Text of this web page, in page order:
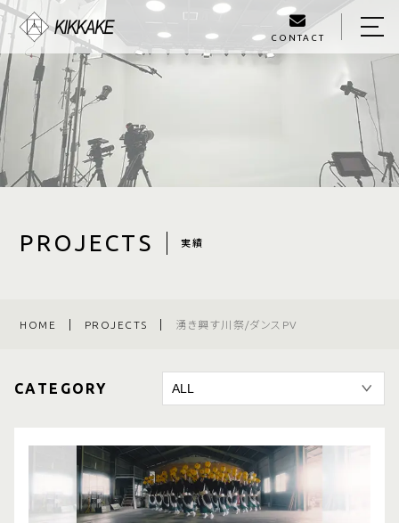
CONTACT
PROJECTS 実績
HOME PROJECTS 湧き興す川祭/ダンスPV
CATEGORY
HOME
070-4124-2521
CONTACT